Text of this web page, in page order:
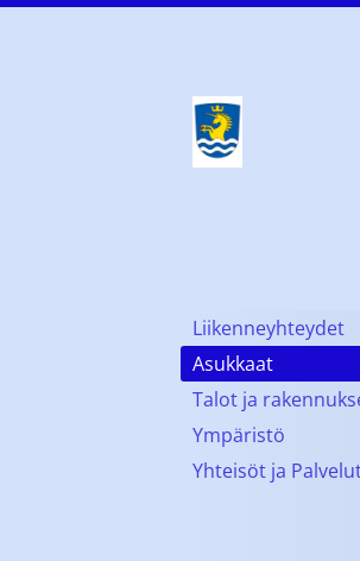
Liikenneyhteydet
Asukkaat
Talot ja
Ympäristö
Yhteisöt ja